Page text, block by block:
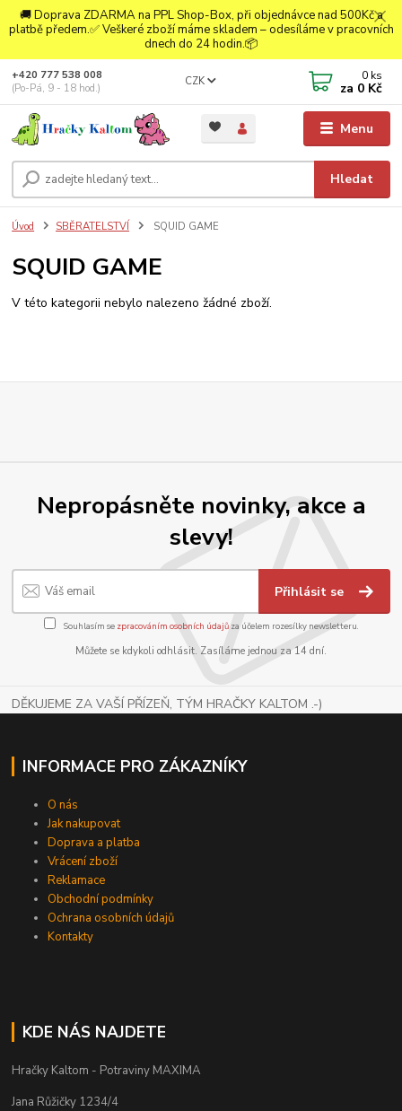
🚚 Doprava ZDARMA na PPL Shop-Box, při objednávce nad 500Kč a
platbě předem.✅ Veškeré zboží máme skladem – odesíláme v pracovních
dnech do 24 hodin.📦
Menu
CZK
Hledat
+420 777 538 008
(Po-Pá, 9 - 18 hod.)
0 ks
za 0 Kč
Úvod SBĚRATELSTVÍ SQUID GAME
SQUID GAME
V této kategorii nebylo nalezeno žádné zboží.
Nepropásněte novinky, akce a
slevy!
Přihlásit se
Souhlasím se zpracováním osobních údajůza účelem rozesílky newsletteru.
Můžete se kdykoli odhlásit. Zasíláme jednou za 14 dní.
DĚKUJEME ZA VAŠÍ PŘÍZEŇ, TÝM HRAČKY KALTOM .-)
INFORMACE PRO ZÁKAZNÍKY
O nás
Jak nakupovat
Doprava a platba
Vrácení zboží
Reklamace
Obchodní podmínky
Ochrana osobních údajů
Kontakty
KDE NÁS NAJDETE
Hračky Kaltom - Potraviny MAXIMA
Jana Růžičky 1234/4